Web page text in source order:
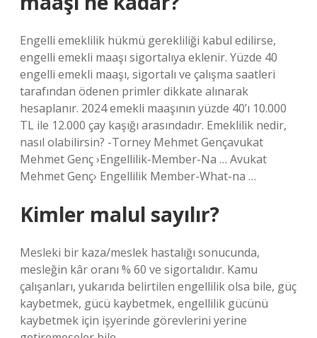
Engelli emeklilik hükmü gerekliliği kabul edilirse,
engelli emekli maaşı sigortalıya eklenir. Yüzde 40
engelli emekli maaşı, sigortalı ve çalışma saatleri
tarafından ödenen primler dikkate alınarak
hesaplanır. 2024 emekli maaşının yüzde 40’ı 10.000
TL ile 12.000 çay kaşığı arasındadır. Emeklilik nedir,
nasıl olabilirsin? -Torney Mehmet Gençavukat
Mehmet Genç ›Engellilik-Member-Na … Avukat
Mehmet Genç› Engellilik Member-What-na …
Kimler malul sayılır?
Mesleki bir kaza/meslek hastalığı sonucunda,
mesleğin kâr oranı % 60 ve sigortalıdır. Kamu
çalışanları, yukarıda belirtilen engellilik olsa bile, güç
kaybetmek, gücü kaybetmek, engellilik gücünü
kaybetmek için işyerinde görevlerini yerine